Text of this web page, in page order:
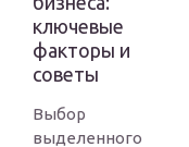
ключевые
факторы и
советы
Выбор
выделенного